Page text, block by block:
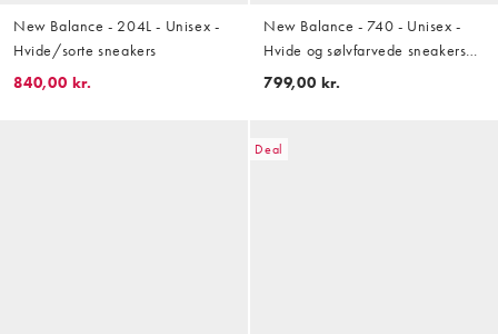
New Balance - 204L - Unisex -
Hvide/sorte sneakers
840,00 kr.
New Balance - 740 - Unisex -
Hvide og sølvfarvede sneakers
med beige detaljer
799,00 kr.
Deal